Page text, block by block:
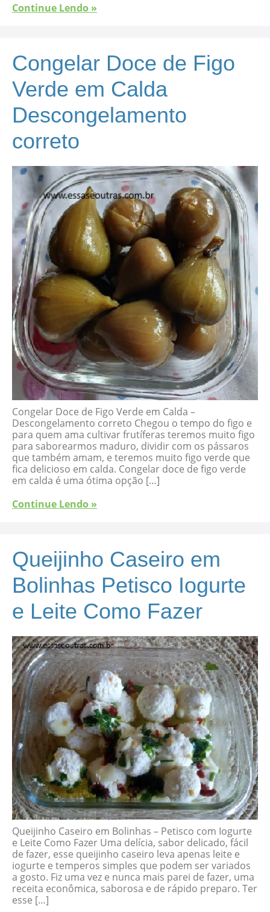
Continue Lendo »
Congelar Doce de Figo
Verde em Calda
Descongelamento
correto
Congelar Doce de Figo Verde em Calda –
Descongelamento correto Chegou o tempo do figo e
para quem ama cultivar frutíferas teremos muito figo
para saborearmos maduro, dividir com os pássaros
que também amam, e teremos muito figo verde que
fica delicioso em calda. Congelar doce de figo verde
em calda é uma ótima opção […]
Continue Lendo »
Queijinho Caseiro em
Bolinhas Petisco Iogurte
e Leite Como Fazer
Queijinho Caseiro em Bolinhas – Petisco com Iogurte
e Leite Como Fazer Uma delícia, sabor delicado, fácil
de fazer, esse queijinho caseiro leva apenas leite e
iogurte e temperos simples que podem ser variados
a gosto. Fiz uma vez e nunca mais parei de fazer, uma
receita econômica, saborosa e de rápido preparo. Ter
esse […]